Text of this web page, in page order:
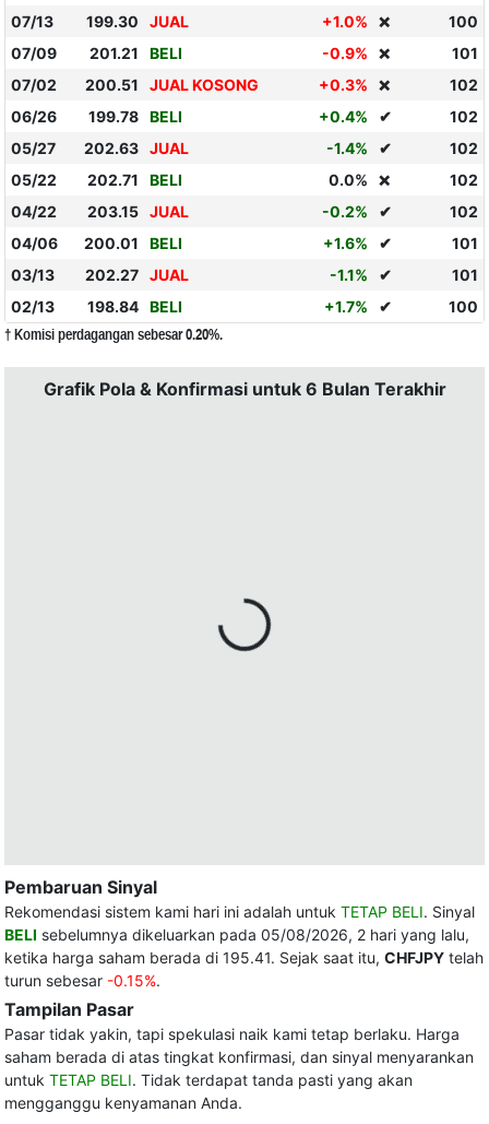
07/13
199.30 JUAL +1.0% ❌
100
07/09
201.21 BELI -0.9% ❌
101
07/02
200.51 JUAL KOSONG +0.3% ❌
102
06/26
199.78 BELI +0.4% ✔
102
05/27
202.63 JUAL -1.4% ✔
102
05/22
202.71 BELI 0.0% ❌
102
04/22
203.15 JUAL -0.2% ✔
102
04/06
200.01 BELI +1.6% ✔
101
03/13
202.27 JUAL -1.1% ✔
101
02/13
198.84 BELI +1.7% ✔ 100
† Komisi perdagangan sebesar 0.20%.
Grafik Pola & Konfirmasi untuk 6 Bulan Terakhir
Pembaruan Sinyal
Rekomendasi sistem kami hari ini adalah untuk TETAP BELI. Sinyal
BELI sebelumnya dikeluarkan pada 05/08/2026, 2 hari yang lalu,
ketika harga saham berada di 195.41. Sejak saat itu, CHFJPY telah
turun sebesar -0.15%.
Tampilan Pasar
Pasar tidak yakin, tapi spekulasi naik kami tetap berlaku. Harga
saham berada di atas tingkat konfirmasi, dan sinyal menyarankan
untuk TETAP BELI. Tidak terdapat tanda pasti yang akan
mengganggu kenyamanan Anda.